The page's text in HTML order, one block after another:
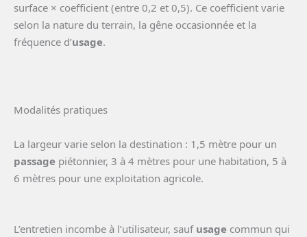
surface × coefficient (entre 0,2 et 0,5). Ce coefficient varie
selon la nature du terrain, la gêne occasionnée et la
fréquence d’usage.
Modalités pratiques
La largeur varie selon la destination : 1,5 mètre pour un
passage piétonnier, 3 à 4 mètres pour une habitation, 5 à
6 mètres pour une exploitation agricole.
L’entretien incombe à l’utilisateur, sauf usage commun qui